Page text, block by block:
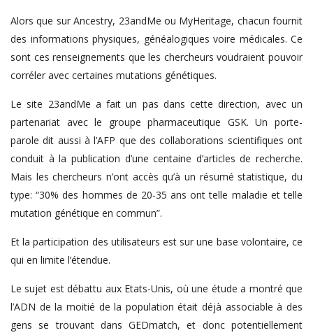
Alors que sur Ancestry, 23andMe ou MyHeritage, chacun fournit
des informations physiques, généalogiques voire médicales. Ce
sont ces renseignements que les chercheurs voudraient pouvoir
corréler avec certaines mutations génétiques.
Le site 23andMe a fait un pas dans cette direction, avec un
partenariat avec le groupe pharmaceutique GSK. Un porte-
parole dit aussi à l’AFP que des collaborations scientifiques ont
conduit à la publication d’une centaine d’articles de recherche.
Mais les chercheurs n’ont accès qu’à un résumé statistique, du
type: “30% des hommes de 20-35 ans ont telle maladie et telle
mutation génétique en commun”.
Et la participation des utilisateurs est sur une base volontaire, ce
qui en limite l’étendue.
Le sujet est débattu aux Etats-Unis, où une étude a montré que
l’ADN de la moitié de la population était déjà associable à des
gens se trouvant dans GEDmatch, et donc potentiellement